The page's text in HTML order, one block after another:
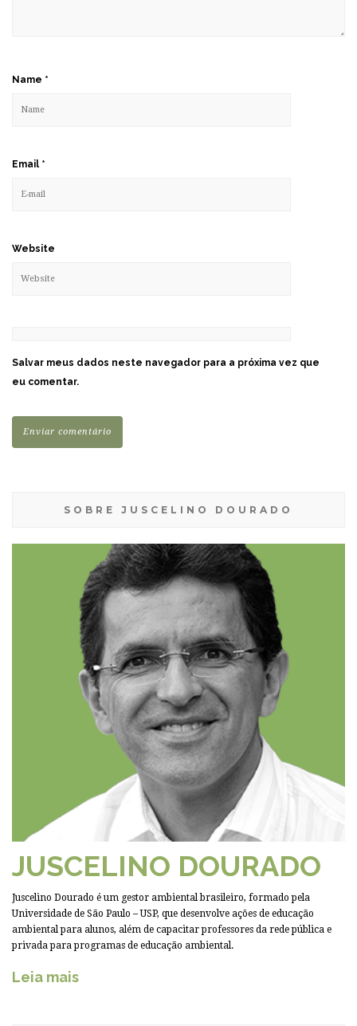
Name *
Email *
Website
Salvar meus dados neste navegador para a próxima vez que
eu comentar.
SOBRE JUSCELINO DOURADO
JUSCELINO DOURADO
Juscelino Dourado é um gestor ambiental brasileiro, formado pela
Universidade de São Paulo – USP, que desenvolve ações de educação
ambiental para alunos, além de capacitar professores da rede pública e
privada para programas de educação ambiental.
Leia mais